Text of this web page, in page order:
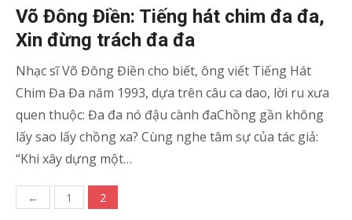
on
Võ Đông Điền: Tiếng hát chim đa đa,
Xin đừng trách đa đa
Nhạc sĩ Võ Đông Điền cho biết, ông viết Tiếng Hát
Chim Đa Đa năm 1993, dựa trên câu ca dao, lời ru xưa
quen thuộc: Đa đa nó đậu cành đaChồng gần không
lấy sao lấy chồng xa? Cùng nghe tâm sự của tác giả:
“Khi xây dựng một…
Phân
← 1 2